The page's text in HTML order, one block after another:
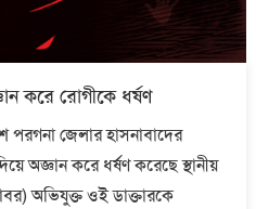
করে রোগীকে ধর্ষণ
পরগনা জেলার হাসনাবাদের
অজ্ঞান করে ধর্ষণ করেছে স্থানীয়
অভিযুক্ত ওই ডাক্তারকে